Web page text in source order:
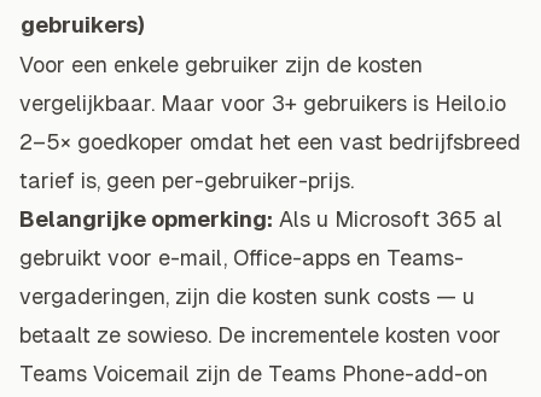
gebruikers)
Voor een enkele gebruiker zijn de kosten
vergelijkbaar. Maar voor 3+ gebruikers is Heilo.io
2–5× goedkoper omdat het een vast bedrijfsbreed
tarief is, geen per-gebruiker-prijs.
Belangrijke opmerking: Als u Microsoft 365 al
gebruikt voor e-mail, Office-apps en Teams-
vergaderingen, zijn die kosten sunk costs — u
betaalt ze sowieso. De incrementele kosten voor
Teams Voicemail zijn de Teams Phone-add-on